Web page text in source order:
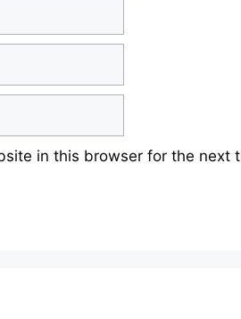
in this browser for the next